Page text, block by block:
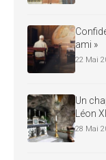
ami »
22 Mai
Un
Léon
28 Mai